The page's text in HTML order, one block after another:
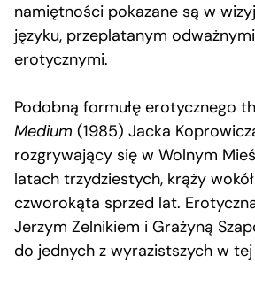
namiętności pokazane są w
języku, przeplatanym
erotycznymi.
Podobną formułę erotycznego
Medium (1985) Jacka
rozgrywający się w Wolnym
latach trzydziestych, krąży
czworokąta sprzed lat.
Jerzym Zelnikiem i Grażyną
do jednych z wyrazistszych w tej